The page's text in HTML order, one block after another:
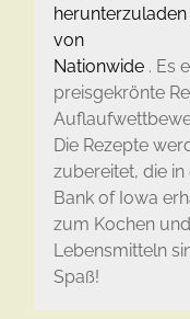
von
Nationwide. Es
preisgekrönte
Die Rezepte
zubereitet, die
Bank of Iowa
zum Kochen
Lebensmitteln
Spaß!